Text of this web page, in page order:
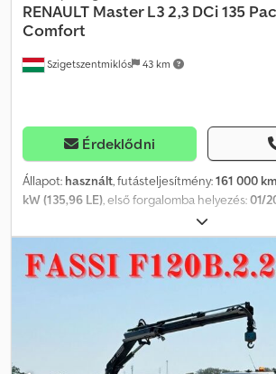
Szigetszentmiklós 43 km
RENAULT Master L3 2,3 DCi 135
Comfort
Érdeklődni
Állapot: használt, futásteljesítmény:161 000 km
kW (135,96 LE), első forgalomba helyezés:01/
, össztömeg:
(TÜV):12/2027, szín:fehér, hajtástípus:
osztály: Euro 6, ülések száma:7, raktér hossza:
szélesség:2 047 mm, Gyártási év:2021,
, Kérjük, hívjon minket
E-mail: Chjdpsy S Nk Njfx Afvoa